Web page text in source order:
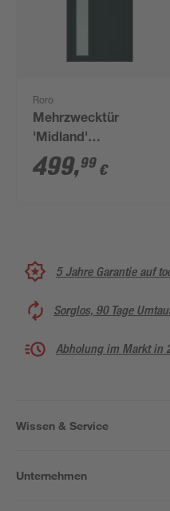
Roro
Mehrzwecktür
'Midland'
weiß/anthrazit 1000 x
2000 mm DIN R
499,99 €
5 Jahre Garantie auf
Sorglos, 90 Tage
Abholung im Markt in
Wissen & Service
Unternehmen